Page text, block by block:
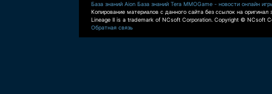
База знаний Aion База знаний Tera MMOGame - новости онлайн
Копирование материалов с данного сайта без ссылок на оригинал
Lineage II is a trademark of NCsoft Corporation. Copyright © NCsoft
Обратная связь